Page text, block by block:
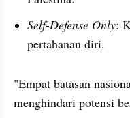
Self-Defense Only:
pertahanan diri.
"Empat batasan
menghindari potensi